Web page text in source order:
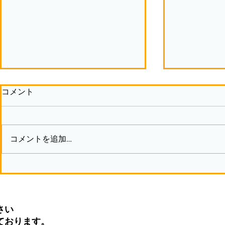
コメント
コメントを追加…
い
ります。